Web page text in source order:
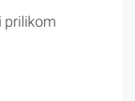
prilikom